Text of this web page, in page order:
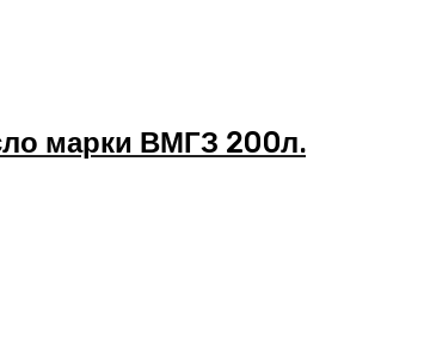
марки ВМГЗ 200л.